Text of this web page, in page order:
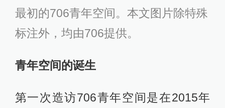
最初的706青年空间。本文图片除特殊
标注外，均由706提供。
青年空间的诞生
第一次造访706青年空间是在2015年